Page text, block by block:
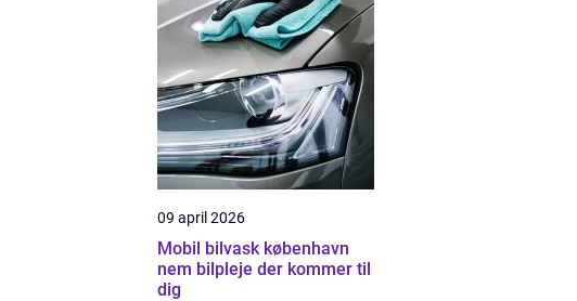
09 april 2026
Mobil bilvask københavn
nem bilpleje der kommer til
dig